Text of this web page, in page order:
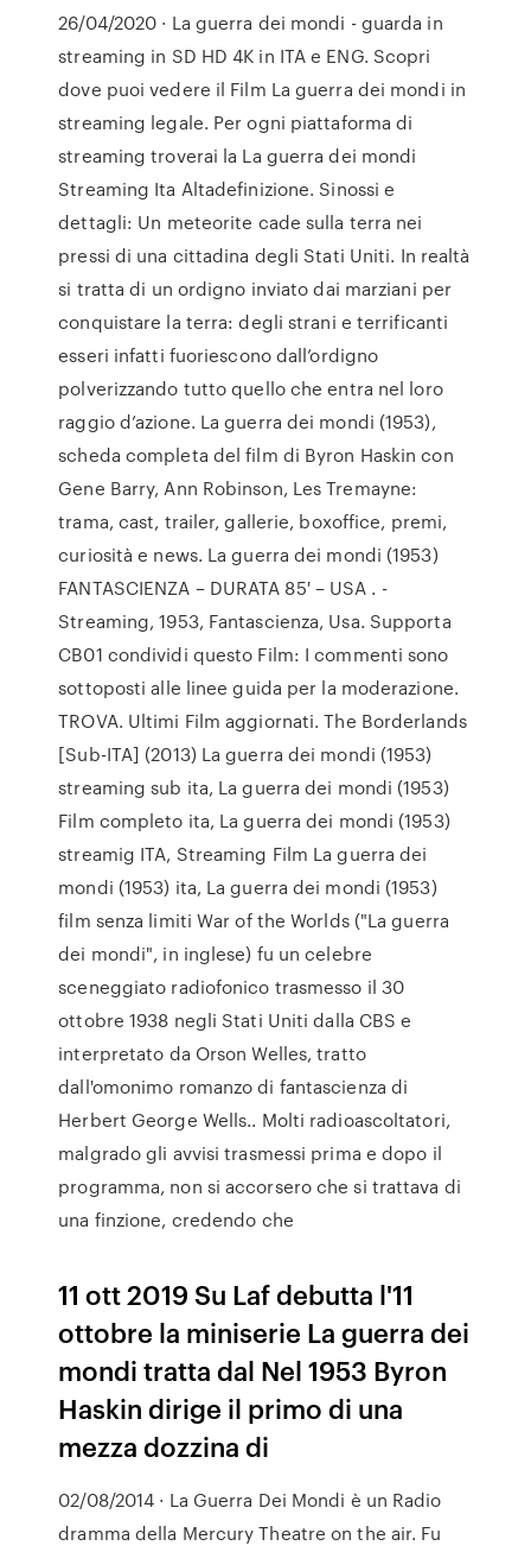
26/04/2020 · La guerra dei mondi - guarda in
streaming in SD HD 4K in ITA e ENG. Scopri
dove puoi vedere il Film La guerra dei mondi in
streaming legale. Per ogni piattaforma di
streaming troverai la La guerra dei mondi
Streaming Ita Altadefinizione. Sinossi e
dettagli: Un meteorite cade sulla terra nei
pressi di una cittadina degli Stati Uniti. In realtà
si tratta di un ordigno inviato dai marziani per
conquistare la terra: degli strani e terrificanti
esseri infatti fuoriescono dall’ordigno
polverizzando tutto quello che entra nel loro
raggio d’azione. La guerra dei mondi (1953),
scheda completa del film di Byron Haskin con
Gene Barry, Ann Robinson, Les Tremayne:
trama, cast, trailer, gallerie, boxoffice, premi,
curiosità e news. La guerra dei mondi (1953)
FANTASCIENZA – DURATA 85′ – USA . -
Streaming, 1953, Fantascienza, Usa. Supporta
CB01 condividi questo Film: I commenti sono
sottoposti alle linee guida per la moderazione.
TROVA. Ultimi Film aggiornati. The Borderlands
[Sub-ITA] (2013) La guerra dei mondi (1953)
streaming sub ita, La guerra dei mondi (1953)
Film completo ita, La guerra dei mondi (1953)
streamig ITA, Streaming Film La guerra dei
mondi (1953) ita, La guerra dei mondi (1953)
film senza limiti War of the Worlds ("La guerra
dei mondi", in inglese) fu un celebre
sceneggiato radiofonico trasmesso il 30
ottobre 1938 negli Stati Uniti dalla CBS e
interpretato da Orson Welles, tratto
dall'omonimo romanzo di fantascienza di
Herbert George Wells.. Molti radioascoltatori,
malgrado gli avvisi trasmessi prima e dopo il
programma, non si accorsero che si trattava di
una finzione, credendo che
11 ott 2019 Su Laf debutta l'11
ottobre la miniserie La guerra dei
mondi tratta dal Nel 1953 Byron
Haskin dirige il primo di una
mezza dozzina di
02/08/2014 · La Guerra Dei Mondi è un Radio
dramma della Mercury Theatre on the air. Fu